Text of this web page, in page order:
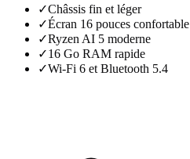
✓Châssis fin et léger
✓Écran 16 pouces confortable
✓Ryzen AI 5 moderne
✓16 Go RAM rapide
✓Wi-Fi 6 et Bluetooth 5.4